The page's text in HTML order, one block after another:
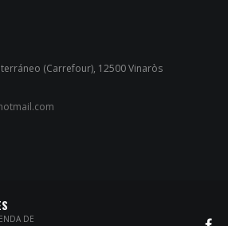
(Carrefour), 12500 Vinaròs
DE